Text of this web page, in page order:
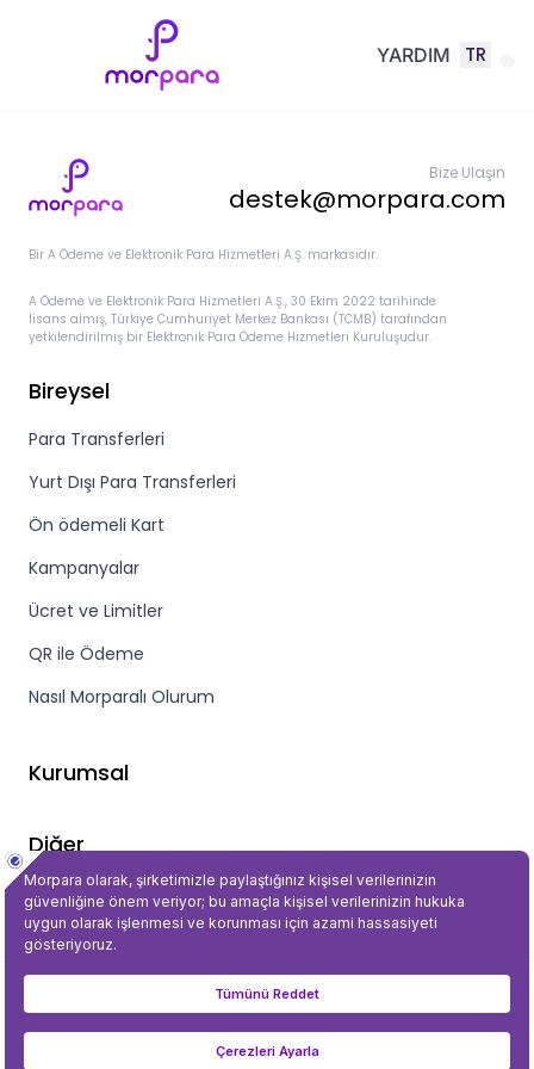
YARDIM TR
Bir A Ödeme ve Elektronik Para Hizmetleri A.Ş. markasıdır.
A Ödeme ve Elektronik Para Hizmetleri A.Ş., 30 Ekim 2022 tarihinde
lisans almış, Türkiye Cumhuriyet Merkez Bankası (TCMB) tarafından
yetkilendirilmiş bir Elektronik Para Ödeme Hizmetleri Kuruluşudur.
Bize Ulaşın
destek@morpara.com
Bireysel
Para Transferleri
Yurt Dışı Para Transferleri
Ön ödemeli Kart
Kampanyalar
Ücret ve Limitler
QR ile Ödeme
Nasıl Morparalı Olurum
Kurumsal
Diğer
Gizlilik ve Güvenlik
©2023 Tüm Hakları Saklıdır